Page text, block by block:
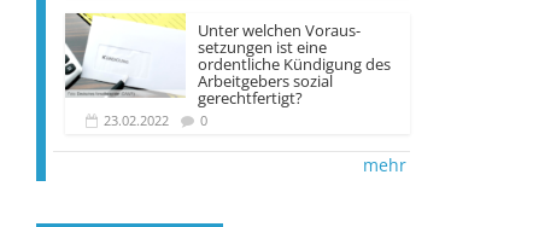
Unter welchen Voraus­
setzungen ist eine
ordentliche Kündigung des
Arbeit­gebers sozial
gerechtfertigt?
23.02.2022 0
mehr